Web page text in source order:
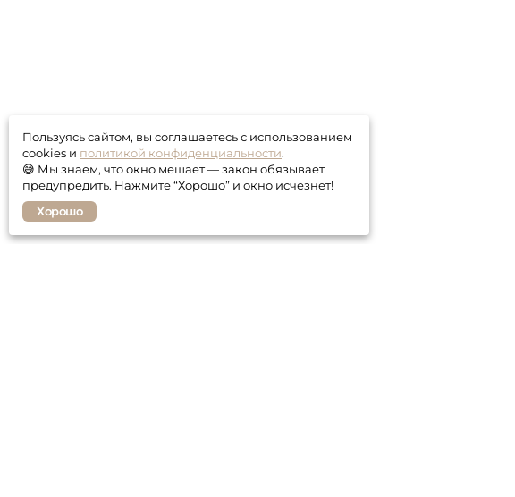
Пользуясь сайтом, вы соглашаетесь с использованием
cookies и политикой конфиденциальности.
😅 Мы знаем, что окно мешает — закон обязывает
предупредить. Нажмите “Хорошо” и окно исчезнет!
Хорошо